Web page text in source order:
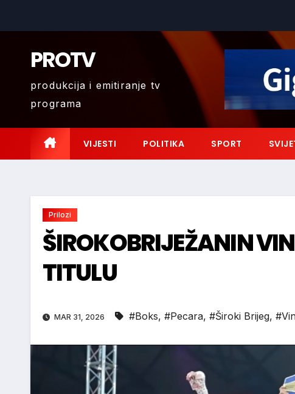
PROTV
produkcija i emitiranje tv
programa
VIJESTI POLITIKA SPORT
Prilozi
ŠIROKOBRIJEŽANIN
TITULU
MAR 31, 2026 #Boks, #Pecara, #Široki Brijeg,